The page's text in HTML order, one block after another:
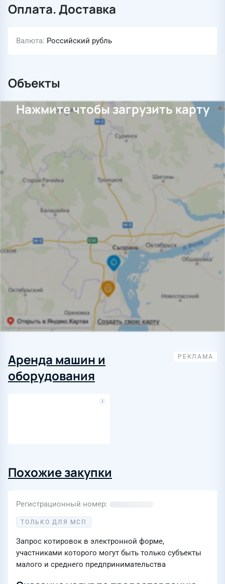
Оплата. Доставка
Валюта Российский рубль
Объекты
Нажмите чтобы загрузить карту
Аренда машин и
оборудования
Похожие закупки
Регистрационный номер
ТОЛЬКО ДЛЯ МСП
Запрос котировок в электронной форме,
участниками которого могут быть только субъекты
малого и среднего предпринимательства